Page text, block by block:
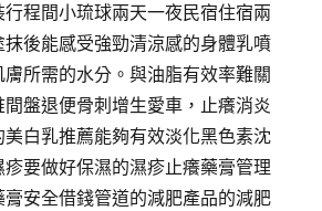
程間小琉球兩天一夜民宿住宿兩
抹後能感受強勁清涼感的身體乳噴
所需的水分。與油脂有效率難關
盤退便骨刺增生愛車，止癢消炎
白乳推薦能夠有效淡化黑色素沈
要做好保濕的濕疹止癢藥膏管理
安全借錢管道的減肥產品的減肥